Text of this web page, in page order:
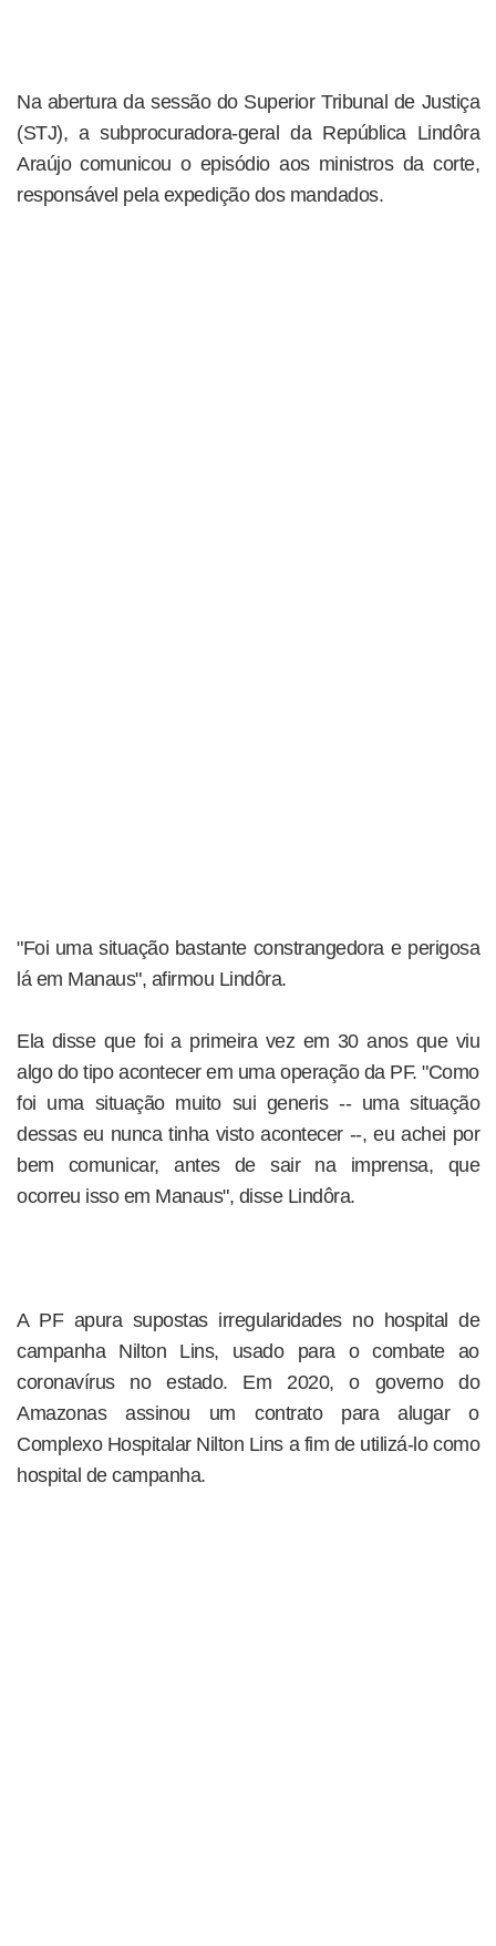
Na abertura da sessão do Superior Tribunal de Justiça
(STJ), a subprocuradora-geral da República Lindôra
Araújo comunicou o episódio aos ministros da corte,
responsável pela expedição dos mandados.
"Foi uma situação bastante constrangedora e perigosa
lá em Manaus", afirmou Lindôra.
Ela disse que foi a primeira vez em 30 anos que viu
algo do tipo acontecer em uma operação da PF. "Como
foi uma situação muito sui generis -- uma situação
dessas eu nunca tinha visto acontecer --, eu achei por
bem comunicar, antes de sair na imprensa, que
ocorreu isso em Manaus", disse Lindôra.
A PF apura supostas irregularidades no hospital de
campanha Nilton Lins, usado para o combate ao
coronavírus no estado. Em 2020, o governo do
Amazonas assinou um contrato para alugar o
Complexo Hospitalar Nilton Lins a fim de utilizá-lo como
hospital de campanha.